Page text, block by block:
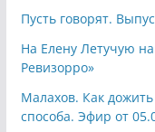
Пусть говорят.
На Елену Летучую
Ревизорро»
Малахов. Как
способа. Эфир от